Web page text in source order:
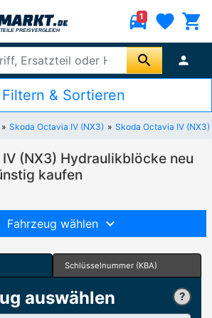
directions_car
1 favorite shopping_cart
search person
Filtern & Sortieren
Skoda Octavia IV (NX3) Skoda Octavia IV
(NX3) Hydraulikblöcke neu
kaufen
Fahrzeug wählen
Schlüsselnummer (KBA)
auswählen